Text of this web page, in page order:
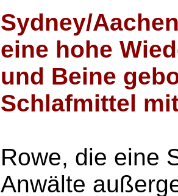
Sydney/
eine hohe
und Beine
Schlafmittel
Rowe, die eine
Anwälte